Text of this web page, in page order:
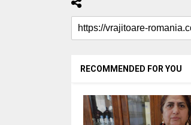
RECOMMENDED FOR YOU